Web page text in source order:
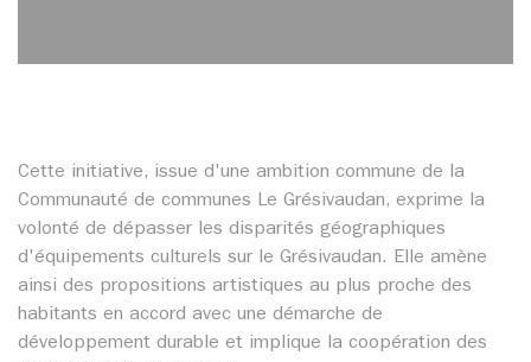
Cette initiative, issue d'une ambition commune de la
Communauté de communes Le Grésivaudan, exprime la
volonté de dépasser les disparités géographiques
d'équipements culturels sur le Grésivaudan. Elle amène
ainsi des propositions artistiques au plus proche des
habitants en accord avec une démarche de
développement durable et implique la coopération des